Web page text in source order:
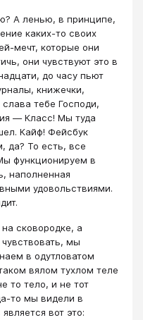
А ленью, в принципе,
каких-то своих
мечт, которые они
они чувствуют это в
до часу пьют
книжечки,
тебе Господи,
― Класс! Мы туда
Кайф! Фейсбук
да? То есть, все
функционируем в
наполненная
удовольствиями.
сковородке, а
мы
в одутловатом
вялом тухлом теле
то тело, и не тот
то мы видели в
вот это: